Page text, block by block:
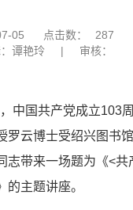
05 点击数：
287
谭艳玲 | 审核：
中国共产党成立103
罗云博士受绍兴图书
志带来一场题为《<共
的主题讲座。